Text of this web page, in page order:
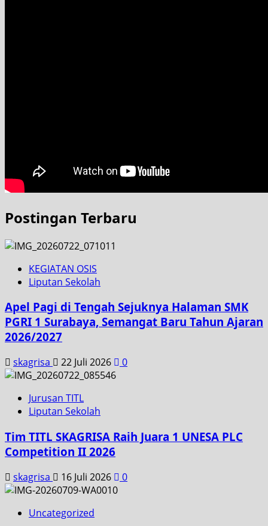
Postingan Terbaru
KEGIATAN OSIS
Liputan Sekolah
Apel Pagi di Tengah Sejuknya Halaman SMK
PGRI 1 Surabaya, Semangat Baru Tahun Ajaran
2026/2027
skagrisa 22 Juli 2026 0
Jurusan TITL
Liputan Sekolah
Tim TITL SKAGRISA Raih Juara 1 UNESA PLC
Competition II 2026
skagrisa 16 Juli 2026 0
Uncategorized